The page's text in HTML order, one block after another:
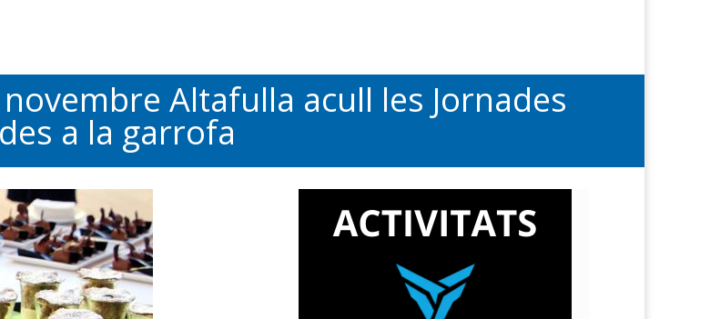
Altafulla acull les Jornades
a la garrofa